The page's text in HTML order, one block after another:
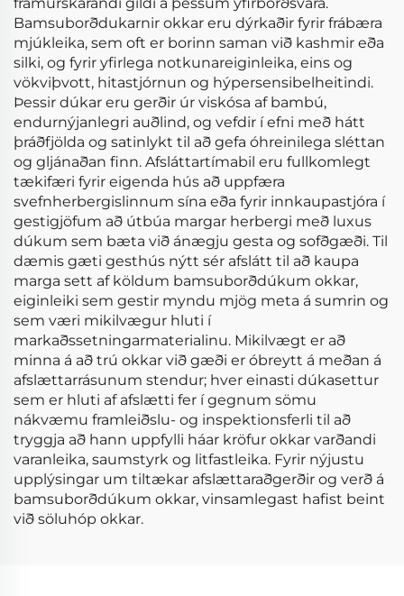
Bamsuborðdukarnir okkar eru dýrkaðir fyrir frábæra
mjúkleika, sem oft er borinn saman við kashmir eða
silki, og fyrir yfirlega notkunareiginleika, eins og
vökviþvott, hitastjórnun og hýpersensibelheitindi.
Þessir dúkar eru gerðir úr viskósa af bambú,
endurnýjanlegri auðlind, og vefdir í efni með hátt
þráðfjölda og satinlykt til að gefa óhreinilega sléttan
og gljánaðan finn. Afsláttartímabil eru fullkomlegt
tækifæri fyrir eigenda hús að uppfæra
svefnherbergislinnum sína eða fyrir innkaupastjóra í
gestigjöfum að útbúa margar herbergi með luxus
dúkum sem bæta við ánægju gesta og sofðgæði. Til
dæmis gæti gesthús nýtt sér afslátt til að kaupa
marga sett af köldum bamsuborðdúkum okkar,
eiginleiki sem gestir myndu mjög meta á sumrin og
sem væri mikilvægur hluti í
markaðssetningarmaterialinu. Mikilvægt er að
minna á að trú okkar við gæði er óbreytt á meðan á
afslættarrásunum stendur; hver einasti dúkasettur
sem er hluti af afslætti fer í gegnum sömu
nákvæmu framleiðslu- og inspektionsferli til að
tryggja að hann uppfylli háar kröfur okkar varðandi
varanleika, saumstyrk og litfastleika. Fyrir nýjustu
upplýsingar um tiltækar afslættaraðgerðir og verð á
bamsuborðdúkum okkar, vinsamlegast hafist beint
við söluhóp okkar.